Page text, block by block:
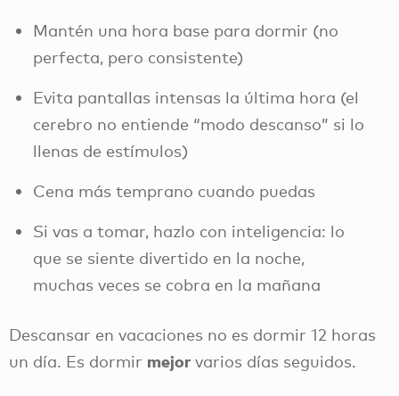
Mantén una hora base para dormir (no
perfecta, pero consistente)
Evita pantallas intensas la última hora (el
cerebro no entiende “modo descanso” si lo
llenas de estímulos)
Cena más temprano cuando puedas
Si vas a tomar, hazlo con inteligencia: lo
que se siente divertido en la noche,
muchas veces se cobra en la mañana
Descansar en vacaciones no es dormir 12 horas
un día. Es dormir mejor varios días seguidos.